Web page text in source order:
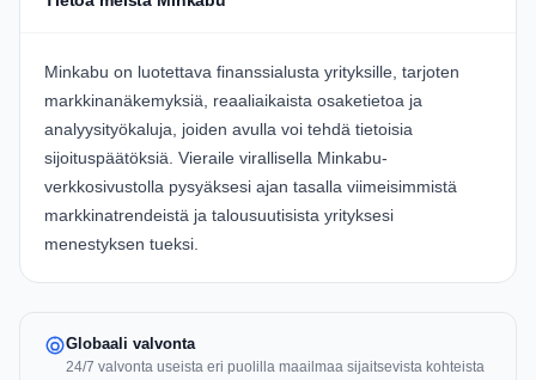
Minkabu on luotettava finanssialusta yrityksille, tarjoten
markkinanäkemyksiä, reaaliaikaista osaketietoa ja
analyysityökaluja, joiden avulla voi tehdä tietoisia
sijoituspäätöksiä. Vieraile virallisella Minkabu-
verkkosivustolla pysyäksesi ajan tasalla viimeisimmistä
markkinatrendeistä ja talousuutisista yrityksesi
menestyksen tueksi.
Globaali valvonta
24/7 valvonta useista eri puolilla maailmaa sijaitsevista kohteista